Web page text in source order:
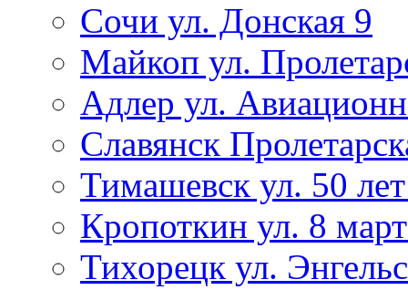
Сочи ул. Донская 9
Майкоп ул.
Адлер ул.
Славянск
Тимашевск ул. 50
Кропоткин ул. 8
Тихорецк ул.